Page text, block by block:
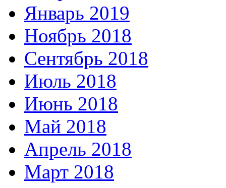
Январь 2019
Ноябрь 2018
Сентябрь 2018
Июль 2018
Июнь 2018
Май 2018
Апрель 2018
Март 2018